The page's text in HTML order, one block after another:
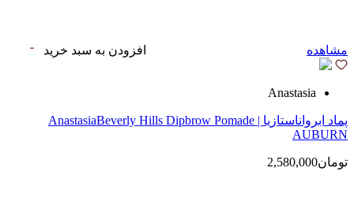
مشاهده افزودن به سبد خرید
Anastasia
پماد ابرواناستازیا | AnastasiaBeverly Hills Dipbrow Pomade
AUBURN
تومان2,580,000